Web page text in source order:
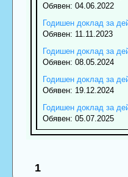
Обявен: 04.06.2022
Годишен доклад за
Обявен: 11.11.2023
Годишен доклад за
Обявен: 08.05.2024
Годишен доклад за
Обявен: 19.12.2024
Годишен доклад за
Обявен: 05.07.2025
1